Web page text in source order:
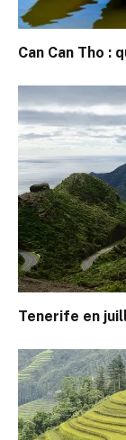
Can Can Tho :
Tenerife en